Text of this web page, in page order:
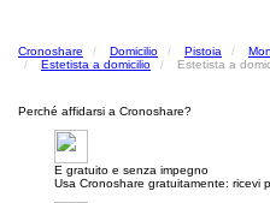
Cronoshare Domicilio Pistoia
Estetista a domicilio
Estetista a
Perché affidarsi a Cronoshare?
E gratuito e senza impegno
Usa Cronoshare gratuitamente: ricevi